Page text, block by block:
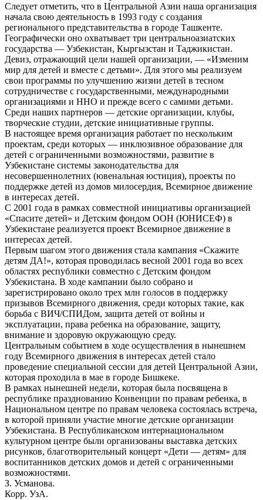
Следует отметить, что в Центральной Азии наша организация
начала свою деятельность в 1993 году с создания
регионального представительства в городе Ташкенте.
Географически оно охватывает три центральноазиатских
государства — Узбекистан, Кыргызстан и Таджикистан.
Девиз, отражающий цели нашей организации, — «Изменим
мир для детей и вместе с детьми». Для этого мы реализуем
свои программы по улучшению жизни детей в тесном
сотрудничестве с государственными, международными
организациями и ННО и прежде всего с самими детьми.
Среди наших партнеров — детские организации, клубы,
творческие студии, детские инициативные группы.
В настоящее время организация работает по нескольким
проектам, среди которых — инклюзивное образование для
детей с ограниченными возможностями, развитие в
Узбекистане системы законодательства для
несовершеннолетних (ювенальная юстиция), проекты по
поддержке детей из домов милосердия, Всемирное движение
в интересах детей.
С 2001 года в рамках совместной инициативы организацией
«Спасите детей» и Детским фондом ООН (ЮНИСЕФ) в
Узбекистане реализуется проект Всемирное движение в
интересах детей.
Первым шагом этого движения стала кампания «Скажите
детям ДА!», которая проводилась весной 2001 года во всех
областях республики совместно с Детским фондом
Узбекистана. В ходе кампании было собрано и
зарегистрировано около трех млн голосов в поддержку
призывов Всемирного движения, среди которых такие, как
борьба с ВИЧ/СПИДом, защита детей от войны и
эксплуатации, права ребенка на образование, защиту,
внимание и здоровую окружающую среду.
Центральным событием в ходе осуществления в нынешнем
году Всемирного движения в интересах детей стало
проведение специальной сессии для детей Центральной Азии,
которая проходила в мае в городе Бишкеке.
В рамках нынешней недели, которая была посвящена в
республике празднованию Конвенции по правам ребенка, в
Национальном центре по правам человека состоялась встреча,
в которой приняли участие многие детские организации
Узбекистана. В Республиканском интернациональном
культурном центре были организованы выставка детских
рисунков, благотворительный концерт «Дети — детям» для
воспитанников детских домов и детей с ограниченными
возможностями.
З. Усманова.
Корр. УзА.